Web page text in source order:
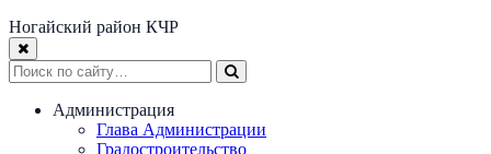
Ногайский район КЧР
Администрация
Глава Администрации
Градостроительство